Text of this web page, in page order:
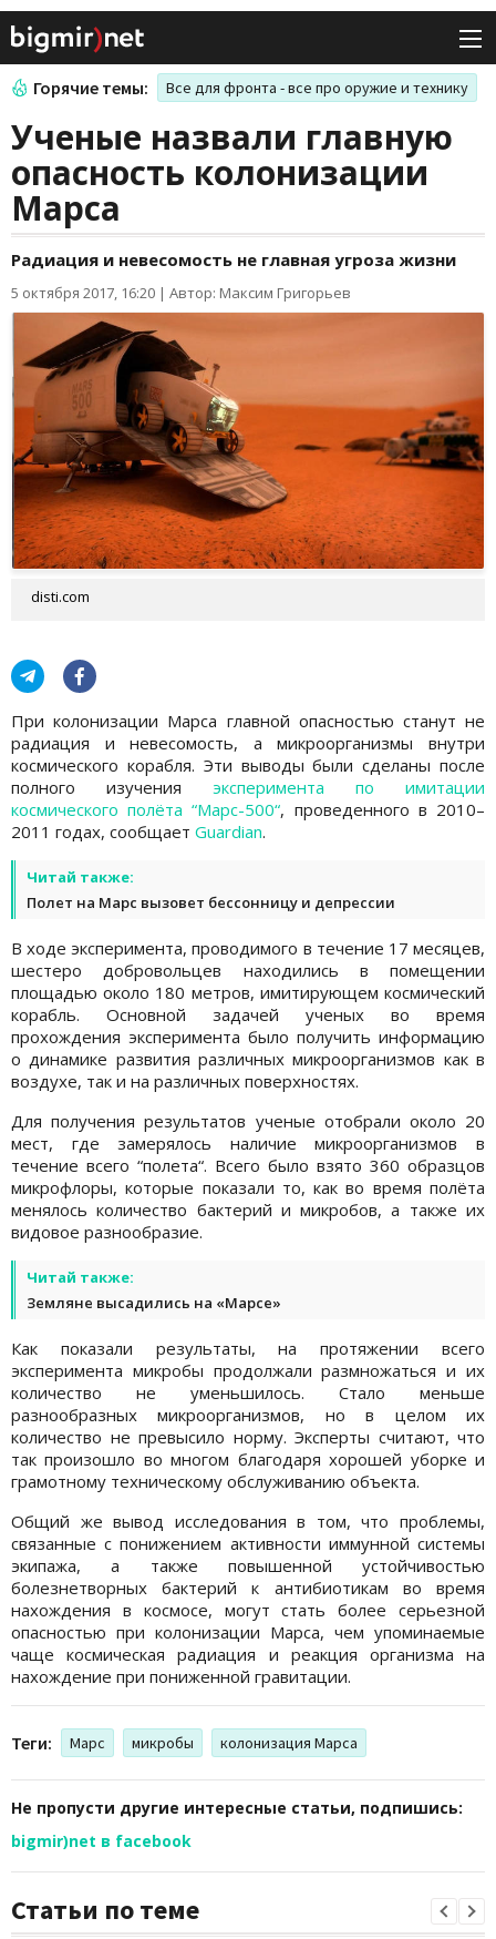
Горячие темы: Все для фронта - все про оружие и технику
Ученые назвали главную
опасность колонизации
Марса
Радиация и невесомость не главная угроза жизни
5 октября 2017, 16:20 | Автор: Максим Григорьев
disti.com
При колонизации Марса главной опасностью станут не
радиация и невесомость, а микроорганизмы внутри
космического корабля. Эти выводы были сделаны после
полного изучения эксперимента по имитации
космического полёта “Марс-500“, проведенного в 2010–
2011 годах, сообщает Guardian.
Читай также:
Полет на Марс вызовет бессонницу и депрессии
В ходе эксперимента, проводимого в течение 17 месяцев,
шестеро добровольцев находились в помещении
площадью около 180 метров, имитирующем космический
корабль. Основной задачей ученых во время
прохождения эксперимента было получить информацию
о динамике развития различных микроорганизмов как в
воздухе, так и на различных поверхностях.
Для получения результатов ученые отобрали около 20
мест, где замерялось наличие микроорганизмов в
течение всего “полета“. Всего было взято 360 образцов
микрофлоры, которые показали то, как во время полёта
менялось количество бактерий и микробов, а также их
видовое разнообразие.
Читай также:
Земляне высадились на «Марсе»
Как показали результаты, на протяжении всего
эксперимента микробы продолжали размножаться и их
количество не уменьшилось. Стало меньше
разнообразных микроорганизмов, но в целом их
количество не превысило норму. Эксперты считают, что
так произошло во многом благодаря хорошей уборке и
грамотному техническому обслуживанию объекта.
Общий же вывод исследования в том, что проблемы,
связанные с понижением активности иммунной системы
экипажа, а также повышенной устойчивостью
болезнетворных бактерий к антибиотикам во время
нахождения в космосе, могут стать более серьезной
опасностью при колонизации Марса, чем упоминаемые
чаще космическая радиация и реакция организма на
нахождение при пониженной гравитации.
Теги: Марс микробы колонизация Марса
Не пропусти другие интересные статьи, подпишись:
bigmir)net в facebook
Статьи по теме